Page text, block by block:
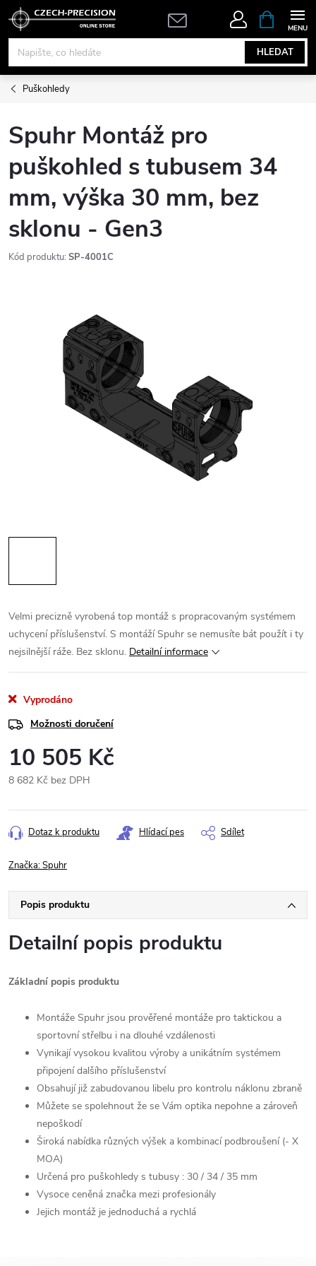
Přejít
obsah
HLEDAT
NÁKUPNÍ
KOŠÍK
Puškohledy
Spuhr Montáž pro
puškohled s tubusem 34
mm, výška 30 mm, bez
sklonu - Gen3
Kód produktu: SP-4001C
Velmi precizně vyrobená top montáž s propracovaným systémem
uchycení příslušenství. S montáží Spuhr se nemusíte bát použít i ty
nejsilnější ráže. Bez sklonu. Detailní informace
Vyprodáno
Možnosti doručení
10 505 Kč
8 682 Kč bez DPH
cena:
Dotaz k produktu Hlídací pes Sdílet
Značka:Spuhr
Popis produktu
Detailní popis produktu
Základní popis produktu
Montáže Spuhr jsou prověřené montáže pro taktickou a
sportovní střelbu i na dlouhé vzdálenosti
Vynikají vysokou kvalitou výroby a unikátním systémem
připojení dalšího příslušenství
Obsahují již zabudovanou libelu pro kontrolu náklonu zbraně
Můžete se spolehnout že se Vám optika nepohne a zároveň
nepoškodí
Široká nabídka různých výšek a kombinací podbroušení (- X
MOA)
Určená pro puškohledy s tubusy : 30 / 34 / 35 mm
Vysoce ceněná značka mezi profesionály
Jejich montáž je jednoduchá a rychlá